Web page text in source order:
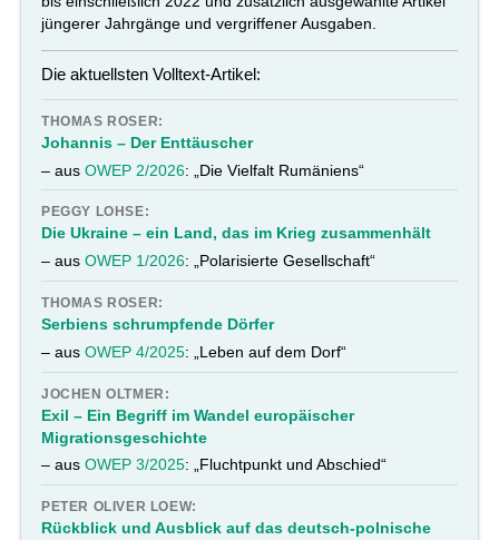
jüngerer Jahrgänge und vergriffener Ausgaben.
Die aktuellsten Volltext-Artikel:
THOMAS ROSER:
Johannis – Der Enttäuscher
– ausOWEP 2/2026: „Die Vielfalt Rumäniens“
PEGGY LOHSE:
Die Ukraine – ein Land, das im Krieg zusammenhält
– ausOWEP 1/2026: „Polarisierte Gesellschaft“
THOMAS ROSER:
Serbiens schrumpfende Dörfer
– ausOWEP 4/2025: „Leben auf dem Dorf“
JOCHEN OLTMER:
Exil – Ein Begriff im Wandel europäischer
Migrationsgeschichte
– ausOWEP 3/2025: „Fluchtpunkt und Abschied“
PETER OLIVER LOEW:
Rückblick und Ausblick auf das deutsch-polnische